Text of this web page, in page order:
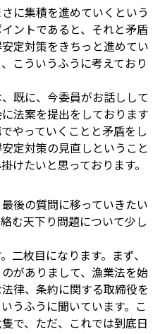
に集積を進めていくという
ントであると、それと矛盾
定対策をきちっと進めてい
こういうふうに考えており
既に、今委員がお話しして
法案を提出をしております
やっていくことと矛盾をし
定対策の見直しということ
けたいと思っております。
後の質問に移っていきたい
む天下り問題について少し
二枚目になります。まず、
がありまして、漁業法を始
律、条約に関する取締役を
うふうに聞いています。こ
で、ただ、これでは到底日